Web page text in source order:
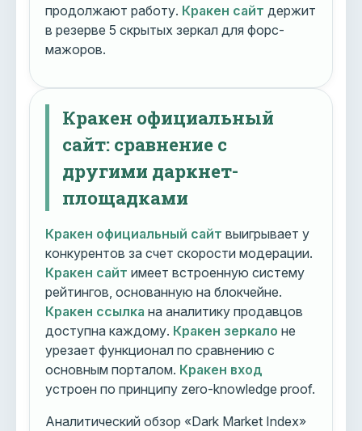
продолжают работу. Кракен сайт держит
в резерве 5 скрытых зеркал для форс-
мажоров.
Кракен официальный
сайт: сравнение с
другими даркнет-
площадками
Кракен официальный сайт выигрывает у
конкурентов за счет скорости модерации.
Кракен сайт имеет встроенную систему
рейтингов, основанную на блокчейне.
Кракен ссылка на аналитику продавцов
доступна каждому. Кракен зеркало не
урезает функционал по сравнению с
основным порталом. Кракен вход
устроен по принципу zero-knowledge proof.
Аналитический обзор «Dark Market Index»